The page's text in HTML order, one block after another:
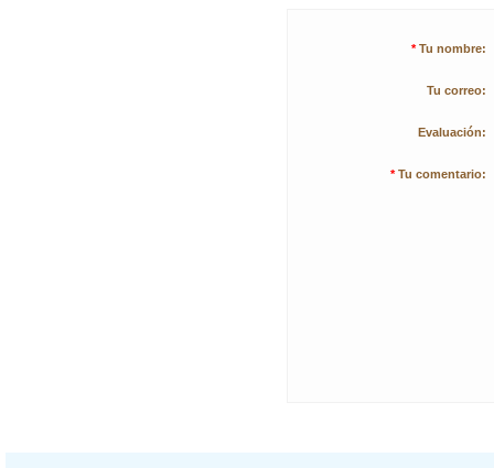
* Tu nombre:
Tu correo:
Evaluación:
* Tu comentario: